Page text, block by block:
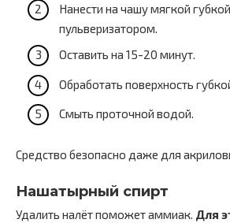
Нанести на чашу мягкой
пульверизатором.
Оставить на 15-20 минут.
Обработать поверхность
Смыть проточной водой.
Средство безопасно даже для
Нашатырный спирт
Удалить налёт поможет аммиак. Для